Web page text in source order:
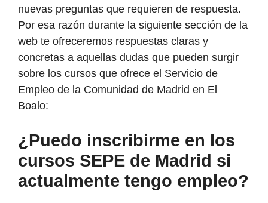
nuevas preguntas que requieren de respuesta.
Por esa razón durante la siguiente sección de la
web te ofreceremos respuestas claras y
concretas a aquellas dudas que pueden surgir
sobre los cursos que ofrece el Servicio de
Empleo de la Comunidad de Madrid en El
Boalo:
¿Puedo inscribirme en los
cursos SEPE de Madrid si
actualmente tengo empleo?